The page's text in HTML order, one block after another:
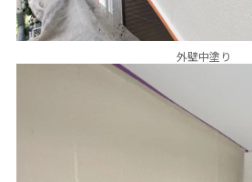
外壁中塗り